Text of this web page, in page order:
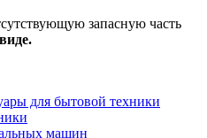
запасную часть
для бытовой техники
машин